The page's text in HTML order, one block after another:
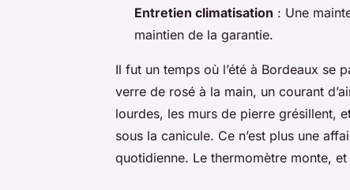
Entretien climatisation : Une
maintien de la garantie.
Il fut un temps où l’été à Bordeaux se
verre de rosé à la main, un courant
lourdes, les murs de pierre grésillent,
sous la canicule. Ce n’est plus une
quotidienne. Le thermomètre monte,